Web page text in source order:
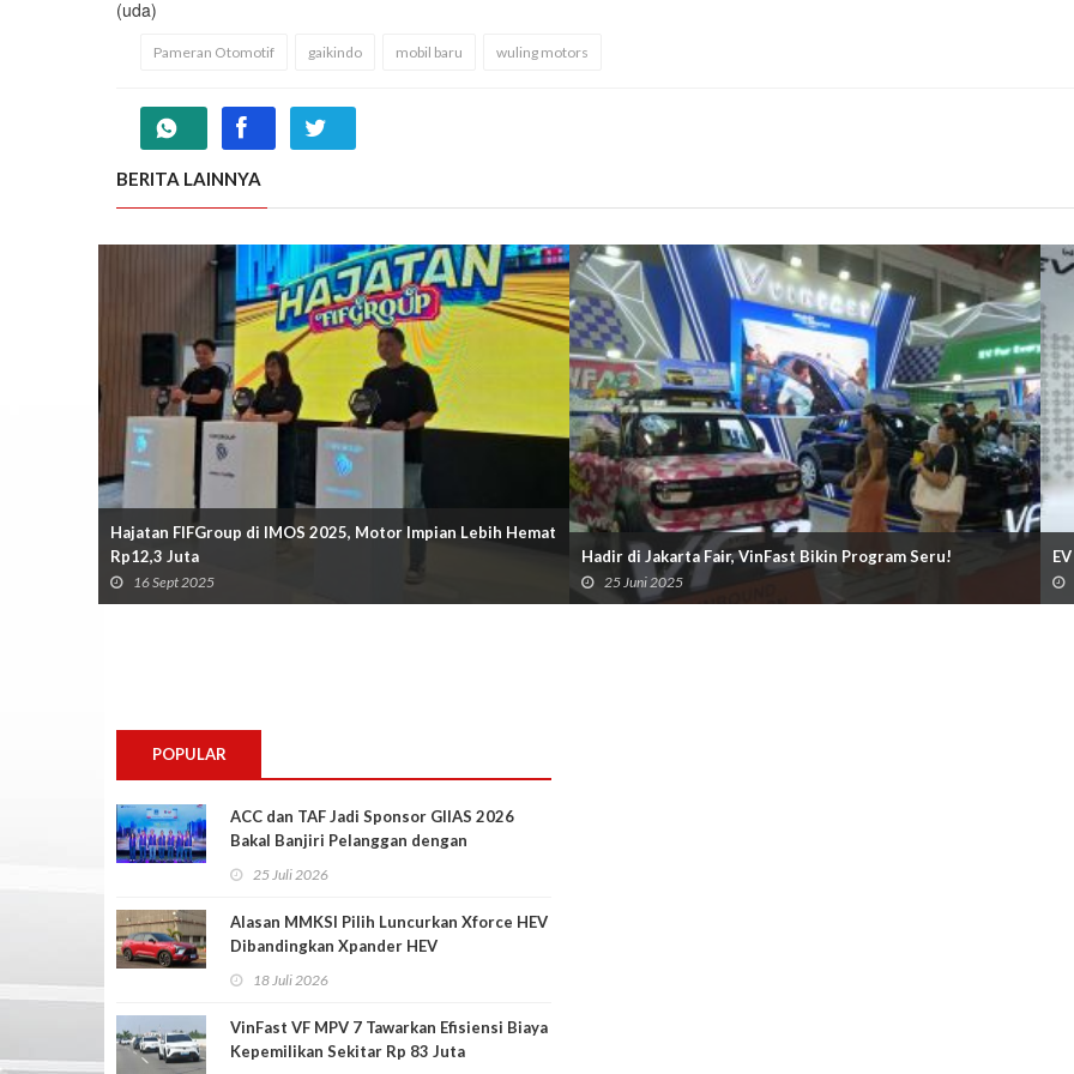
(uda)
Pameran Otomotif gaikindo mobil baru wuling motors
BERITA LAINNYA
Hajatan FIFGroup di IMOS 2025, Motor Impian Lebih Hemat
Rp12,3 Juta
16 Sept 2025
Hadir di Jakarta Fair, VinFast Bikin Program Seru!
25 Juni 2025
POPULAR
ACC dan TAF Jadi Sponsor GIIAS 2026
Bakal Banjiri Pelanggan dengan
25 Juli 2026
Alasan MMKSI Pilih Luncurkan Xforce HEV
Dibandingkan Xpander HEV
18 Juli 2026
VinFast VF MPV 7 Tawarkan Efisiensi Biaya
Kepemilikan Sekitar Rp 83 Juta